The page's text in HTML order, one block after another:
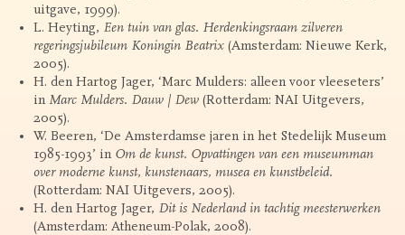
Contact
uitgave, 1999).
L. Heyting, Een tuin van glas. Herdenkingsraam zilveren
regeringsjubileum Koningin Beatrix (Amsterdam: Nieuwe Kerk,
2005).
H. den Hartog Jager, ‘Marc Mulders: alleen voor vleeseters’
in Marc Mulders. Dauw | Dew (Rotterdam: NAI Uitgevers,
2005).
W. Beeren, ‘De Amsterdamse jaren in het Stedelijk Museum
1985-1993’ in Om de kunst. Opvattingen van een museumman
over moderne kunst, kunstenaars, musea en kunstbeleid.
(Rotterdam: NAI Uitgevers, 2005).
H. den Hartog Jager, Dit is Nederland in tachtig meesterwerken
(Amsterdam: Atheneum-Polak, 2008).